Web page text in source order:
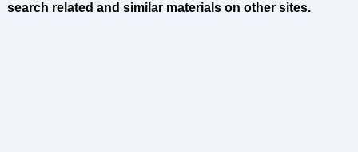
search related and similar materials on other sites.